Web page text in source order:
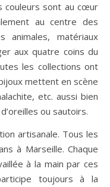
couleurs sont au cœur
au centre des
animales, matériaux
aux quatre coins du
les collections ont
mettent en scène
etc. aussi bien
ou sautoirs.
artisanale. Tous les
à Marseille. Chaque
à la main par ces
toujours à la